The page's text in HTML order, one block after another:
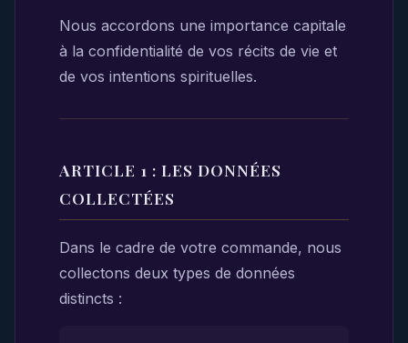
Nous accordons une importance capitale
à la confidentialité de vos récits de vie et
de vos intentions spirituelles.
ARTICLE 1 : LES DONNÉES
COLLECTÉES
Dans le cadre de votre commande, nous
collectons deux types de données
distincts :